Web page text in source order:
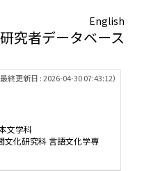
English
研究者データベース
最終更新日 : 2026-04-30 07:43:12）
文学科
文化研究科 言語文化学専